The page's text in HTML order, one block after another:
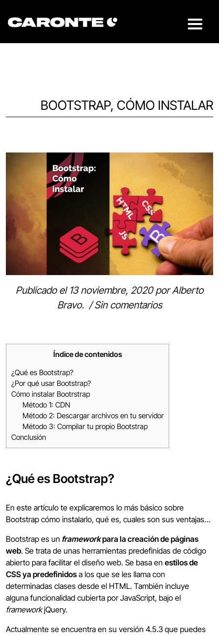
BOOTSTRAP, CÓMO INSTALAR
Publicado el 13 noviembre, 2020porAlberto
Bravo. /Sin comentarios
Índice de contenidos
¿Qué es Bootstrap?
¿Por qué usar Bootstrap?
Cómo instalar Bootrstrap
Método 1: CDN
Método 2: Descargar archivos en tu servidor
Método 3: Compilar tu propio Bootstrap
Conclusión
¿Qué es Bootstrap?
En este artículo te explicaremos lo más básico sobre
Bootstrap cómo instalarlo, qué es, cuales son sus ventajas…
Bootstrap es un frameworkpara la creación de páginas
web. Se trata de unas herramientas predefinidas de código
abierto para facilitar el diseño web. Se basa en estilos de
CSS ya predefinidos a los que se les llama con
determinadas clases desde el HTML. También incluye
alguna funcionalidad cubierta por JavaScript, bajo el
frameworkjQuery.
Actualmente se encuentra en su versión 4.5.3 que puedes